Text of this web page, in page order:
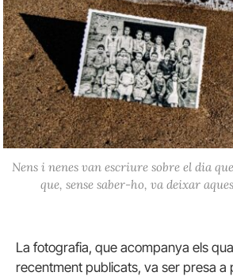
Nens i nenes van escriure sobre el dia
que, sense saber-ho, va deixar
La fotografia, que acompanya els
recentment publicats, va ser presa a